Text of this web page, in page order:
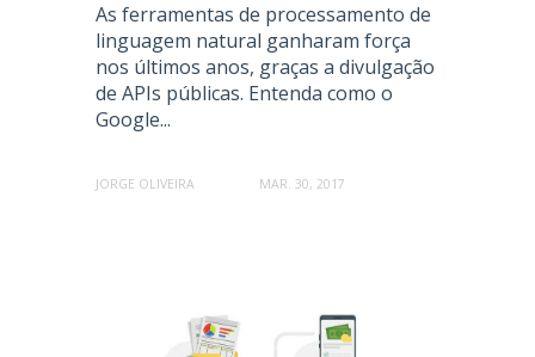
As ferramentas de processamento de
linguagem natural ganharam força
nos últimos anos, graças a divulgação
de APIs públicas. Entenda como o
Google...
JORGE OLIVEIRA MAR. 30, 2017